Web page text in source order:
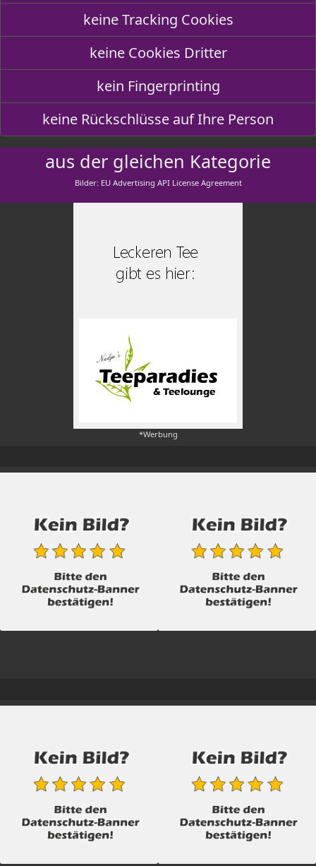
keine Tracking Cookies
keine Cookies Dritter
kein Fingerprinting
keine Rückschlüsse auf Ihre Person
aus der gleichen Kategorie
Bilder: EU Advertising API License Agreement
*Werbung